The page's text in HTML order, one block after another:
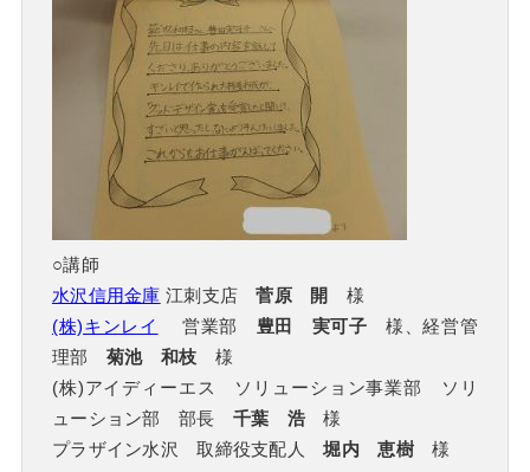
○講師
水沢信用金庫 江刺支店菅原 開
様
(株)キンレイ
営業部 豊田 実可子 様、経営管
理部 菊池 和枝 様
(株)アイディーエス ソリューション事業部 ソリ
ューション部 部長 千葉 浩 様
プラザイン水沢 取締役支配人堀内 恵樹様